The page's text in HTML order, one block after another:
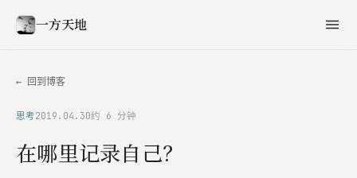
一方天地
← 回到博客
思考2019.04.30约 6 分钟
在哪里记录自己？